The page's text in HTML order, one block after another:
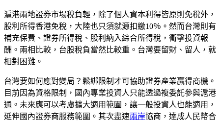
滬港兩地證券市場稅負輕，除了個人資本利得皆原則免稅外，
股利所得香港免稅，大陸也只須就源扣繳10％。然而台灣則有
補充保費、證券所得稅、股利納入綜合所得稅，衝擊投資報
酬。兩相比較，台股稅負當然比較重。台灣要留財、留人，就
相對困難。
台灣要如何應對變局？鬆綁限制才可協助證券產業贏得商機。
目前因為資格限制，國內專業投資人只能透過複委託參與滬港
通。未來應可以考慮擴大適用範圍，讓一般投資人也能適用，
延伸國內證券商服務範圍。其次盡速兩岸協商，達成人民幣合